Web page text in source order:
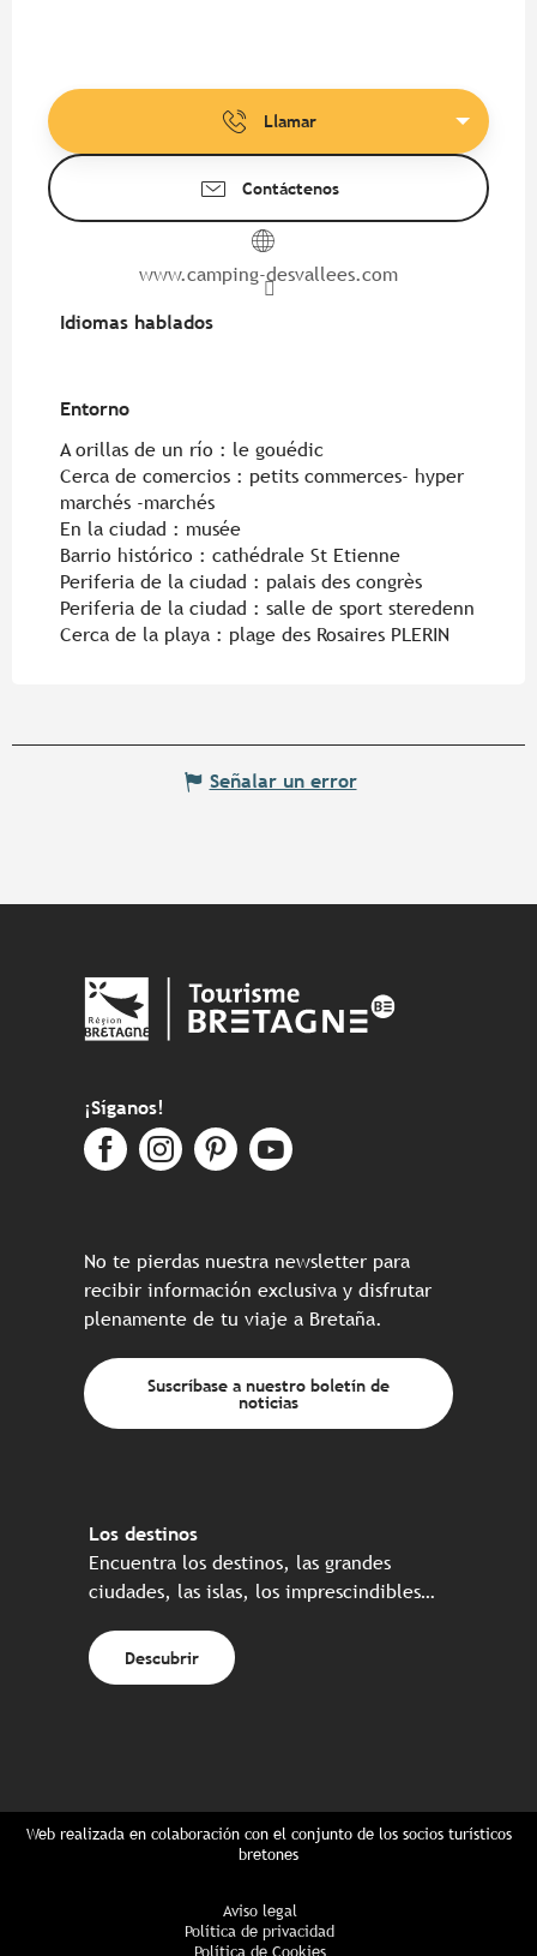
Llamar
Contáctenos
www.camping-desvallees.com
Idiomas hablados
Idiomas hablados
Entorno
Entorno
A orillas de un río : le gouédic
Cerca de comercios : petits commerces- hyper
marchés -marchés
En la ciudad : musée
Barrio histórico : cathédrale St Etienne
Periferia de la ciudad : palais des congrès
Periferia de la ciudad : salle de sport steredenn
Cerca de la playa : plage des Rosaires PLERIN
Señalar un error
¡Síganos!
No te pierdas nuestra newsletter para
recibir información exclusiva y disfrutar
plenamente de tu viaje a Bretaña.
Suscríbase a nuestro boletín de
noticias
Los destinos
Encuentra los destinos, las grandes
ciudades, las islas, los imprescindibles…
Descubrir
Web realizada en colaboración con el conjunto de los socios turísticos
bretones
Aviso legal
Política de privacidad
Política de Cookies